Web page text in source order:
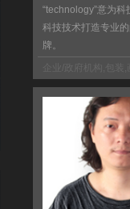
“technology”意为
科技技术打造专业
牌。
企业/政府机构